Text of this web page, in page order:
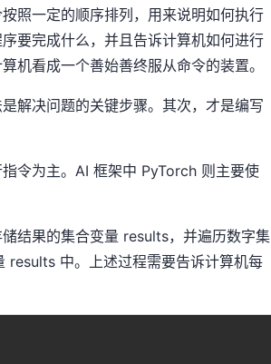
照一定的顺序排列，用来说明如何执行
要完成什么，并且告诉计算机如何进行
机看成一个善始善终服从命令的装置。
解决问题的关键步骤。其次，才是编写
令为主。AI 框架中 PyTorch 则主要使
结果的集合变量 results，并遍历数字集
中。上述过程需要告诉计算机每